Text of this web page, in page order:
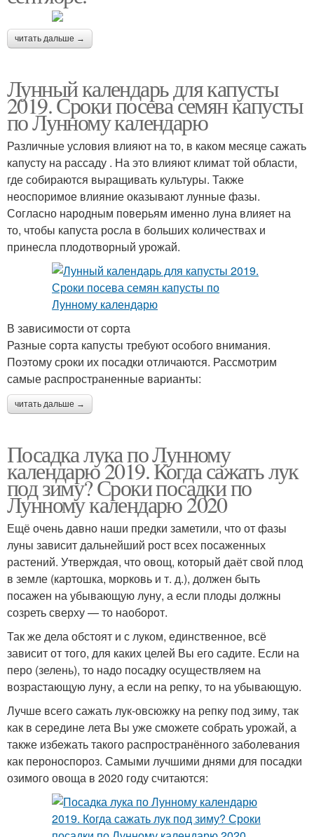
читать дальше →
Лунный календарь для капусты
2019. Сроки посева семян капусты
по Лунному календарю
Различные условия влияют на то, в каком месяце сажать
капусту на рассаду . На это влияют климат той области,
где собираются выращивать культуры. Также
неоспоримое влияние оказывают лунные фазы.
Согласно народным поверьям именно луна влияет на
то, чтобы капуста росла в больших количествах и
принесла плодотворный урожай.
В зависимости от сорта
Разные сорта капусты требуют особого внимания.
Поэтому сроки их посадки отличаются. Рассмотрим
самые распространенные варианты:
читать дальше →
Посадка лука по Лунному
календарю 2019. Когда сажать лук
под зиму? Сроки посадки по
Лунному календарю 2020
Ещё очень давно наши предки заметили, что от фазы
луны зависит дальнейший рост всех посаженных
растений. Утверждая, что овощ, который даёт свой плод
в земле (картошка, морковь и т. д.), должен быть
посажен на убывающую луну, а если плоды должны
созреть сверху — то наоборот.
Так же дела обстоят и с луком, единственное, всё
зависит от того, для каких целей Вы его садите. Если на
перо (зелень), то надо посадку осуществляем на
возрастающую луну, а если на репку, то на убывающую.
Лучше всего сажать лук-овсюжку на репку под зиму, так
как в середине лета Вы уже сможете собрать урожай, а
также избежать такого распространённого заболевания
как пероноспороз. Самыми лучшими днями для посадки
озимого овоща в 2020 году считаются: